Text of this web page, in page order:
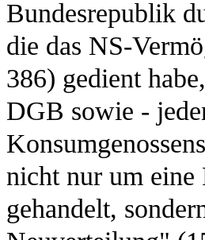
Bundesrepublik
die das NS-
386) gedient
DGB sowie -
nicht nur um eine
gehandelt,